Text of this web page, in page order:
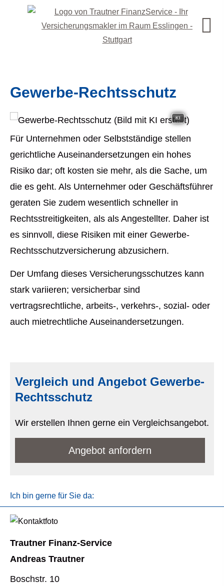
Gewerbe-Rechtsschutz
KI
Für Unternehmen oder Selbstständige stellen
gerichtliche Auseinandersetzungen ein hohes
Risiko dar; oft kosten sie mehr, als die Sache, um
die es geht. Als Unternehmer oder Geschäftsführer
geraten Sie zudem wesentlich schneller in
Rechtsstreitigkeiten, als als Angestellter. Daher ist
es sinnvoll, diese Risiken mit einer Gewerbe-
Rechts­schutz­ver­si­che­rung abzusichern.
Der Umfang dieses Versicherungsschutzes kann
stark variieren; versicherbar sind
vertragsrechtliche, arbeits-, verkehrs-, sozial- oder
auch mietrechtliche Auseinandersetzungen.
Vergleich und Angebot Gewerbe-
Rechtsschutz
Wir erstellen Ihnen gerne ein Vergleichsangebot.
An­ge­bot an­for­dern
Ich bin gerne für Sie da:
Trautner Finanz-Service
Andreas Trautner
Boschstr. 10